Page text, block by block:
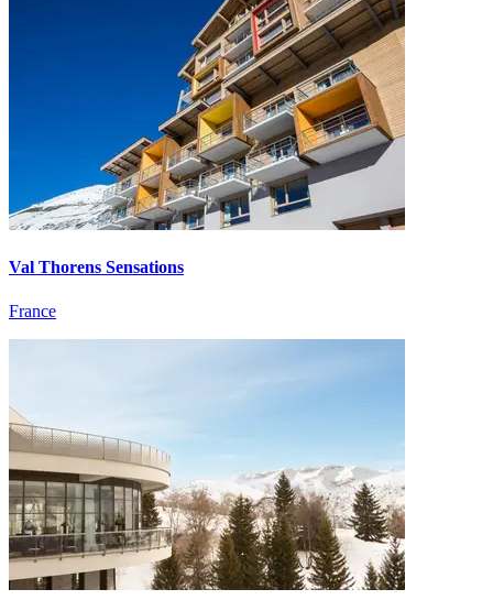
Val Thorens Sensations
France